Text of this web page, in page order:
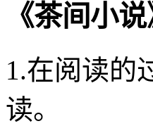
《茶间小
1.在阅读的
读。